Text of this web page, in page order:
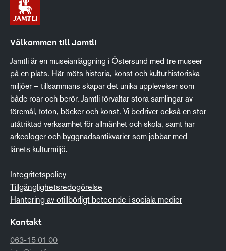
Välkommen till Jamtli
Jamtli är en museianläggning i Östersund med tre museer
på en plats. Här möts historia, konst och kulturhistoriska
miljöer – tillsammans skapar det unika upplevelser som
både roar och berör. Jamtli förvaltar stora samlingar av
föremål, foton, böcker och konst. Vi bedriver också en stor
utåtriktad verksamhet för allmänhet och skola, samt har
arkeologer och byggnadsantikvarier som jobbar med
länets kulturmiljö.
Integritetspolicy
Tillgänglighetsredogörelse
Hantering av otillbörligt beteende i sociala medier
Kontakt
063-15 01 00